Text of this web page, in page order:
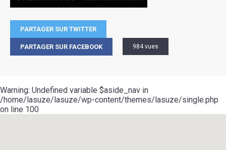
PARTAGER SUR TWITTER
PARTAGER SUR FACEBOOK 984 vues
Warning: Undefined variable $aside_nav in
/home/lasuze/lasuze/wp-content/themes/lasuze/single.php
on line 100